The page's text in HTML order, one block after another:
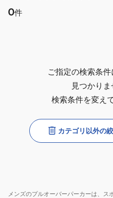
0件
ご指定の検索条
見つかり
検索条件を変え
カテゴリ以外の
メンズのプルオーバーパーカーは、ス